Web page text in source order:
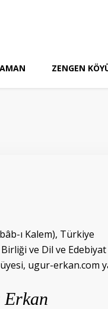
ZENGEN
ı Kalem), Türkiye
ve Dil ve Edebiyat
ugur-erkan.com